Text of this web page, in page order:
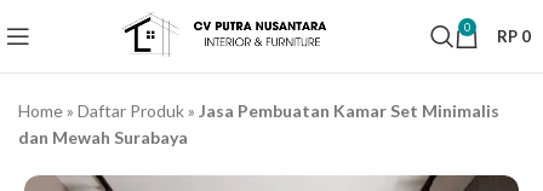
0 RP 0
Home» Daftar Produk» Jasa Pembuatan Kamar Set Minimalis
dan Mewah Surabaya